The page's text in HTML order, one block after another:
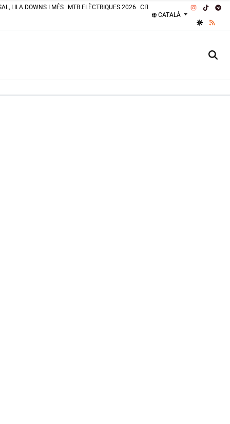
LILA DOWNS I MÉS MTB ELÈCTRIQUES 2026 CITROËN 2CV 2026
PLATGES
CATALÀ
INSTAGRAM
TIKTOK
GOOGLE
RSS